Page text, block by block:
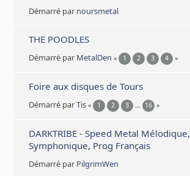
Démarré par noursmetal
THE POODLES
Démarré par MetalDen « 1 2 3 4 »
Foire aux disques de Tours
Démarré parTis « 1 2 3 ... 16 »
DARKTRIBE - Speed Metal Mélodique,
Symphonique, Prog Français
Démarré par PilgrimWen